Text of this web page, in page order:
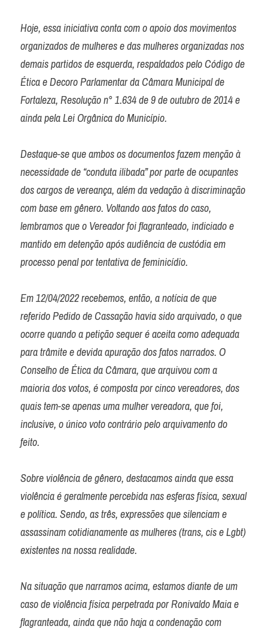
Hoje, essa iniciativa conta com o apoio dos movimentos
organizados de mulheres e das mulheres organizadas nos
demais partidos de esquerda, respaldados pelo Código de
Ética e Decoro Parlamentar da Câmara Municipal de
Fortaleza, Resolução n° 1.634 de 9 de outubro de 2014 e
ainda pela Lei Orgânica do Município.
Destaque-se que ambos os documentos fazem menção à
necessidade de “conduta ilibada” por parte de ocupantes
dos cargos de vereança, além da vedação à discriminação
com base em gênero. Voltando aos fatos do caso,
lembramos que o Vereador foi flagranteado, indiciado e
mantido em detenção após audiência de custódia em
processo penal por tentativa de feminicídio.
Em 12/04/2022 recebemos, então, a notícia de que
referido Pedido de Cassação havia sido arquivado, o que
ocorre quando a petição sequer é aceita como adequada
para trâmite e devida apuração dos fatos narrados. O
Conselho de Ética da Câmara, que arquivou com a
maioria dos votos, é composta por cinco vereadores, dos
quais tem-se apenas uma mulher vereadora, que foi,
inclusive, o único voto contrário pelo arquivamento do
feito.
Sobre violência de gênero, destacamos ainda que essa
violência é geralmente percebida nas esferas física, sexual
e política. Sendo, as três, expressões que silenciam e
assassinam cotidianamente as mulheres (trans, cis e Lgbt)
existentes na nossa realidade.
Na situação que narramos acima, estamos diante de um
caso de violência física perpetrada por Ronivaldo Maia e
flagranteada, ainda que não haja a condenação com